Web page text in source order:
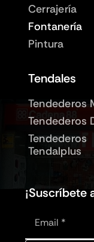
Cerrajería
Fontanería
Pintura
Tendales
Tendederos
Tendederos
Tendederos
Tendalplus
¡Suscríbete